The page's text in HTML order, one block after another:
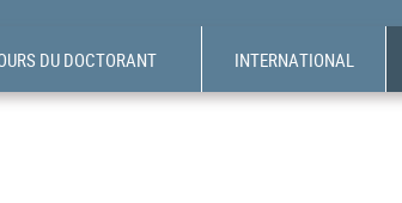
DU DOCTORANT INTERNATIONAL